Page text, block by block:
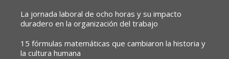
La jornada laboral de ocho horas y su impacto
duradero en la organización del trabajo
15 fórmulas matemáticas que cambiaron la historia y
la cultura humana